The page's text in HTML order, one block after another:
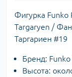
Фигурка Funko
Targaryen /
Таргариен #19
Бренд: Funko
Высота: